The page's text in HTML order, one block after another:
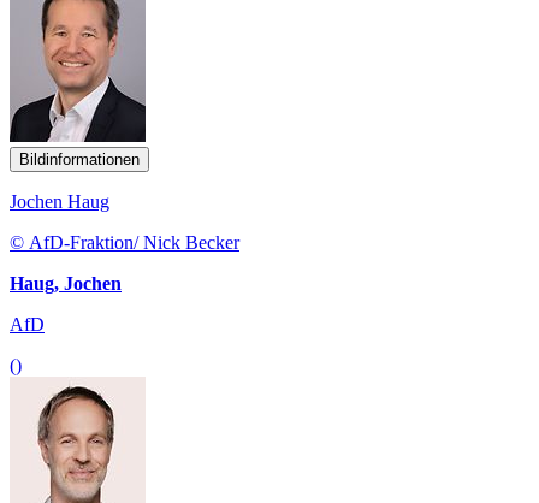
Bildinformationen
Jochen Haug
© AfD-Fraktion/ Nick Becker
Haug, Jochen
AfD
()